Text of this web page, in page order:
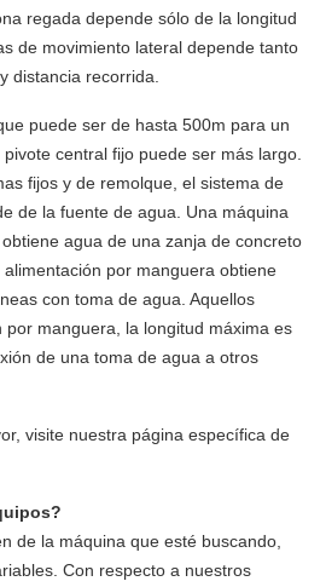
regada depende sólo de la longitud
de movimiento lateral depende tanto
distancia recorrida.
puede ser de hasta 500m para un
central fijo puede ser más largo.
fijos y de remolque, el sistema de
de la fuente de agua. Una máquina
agua de una zanja de concreto
por manguera obtiene
con toma de agua. Aquellos
por manguera, la longitud máxima es
de una toma de agua a otros
visite nuestra página específica de
de la máquina que esté buscando,
Con respecto a nuestros